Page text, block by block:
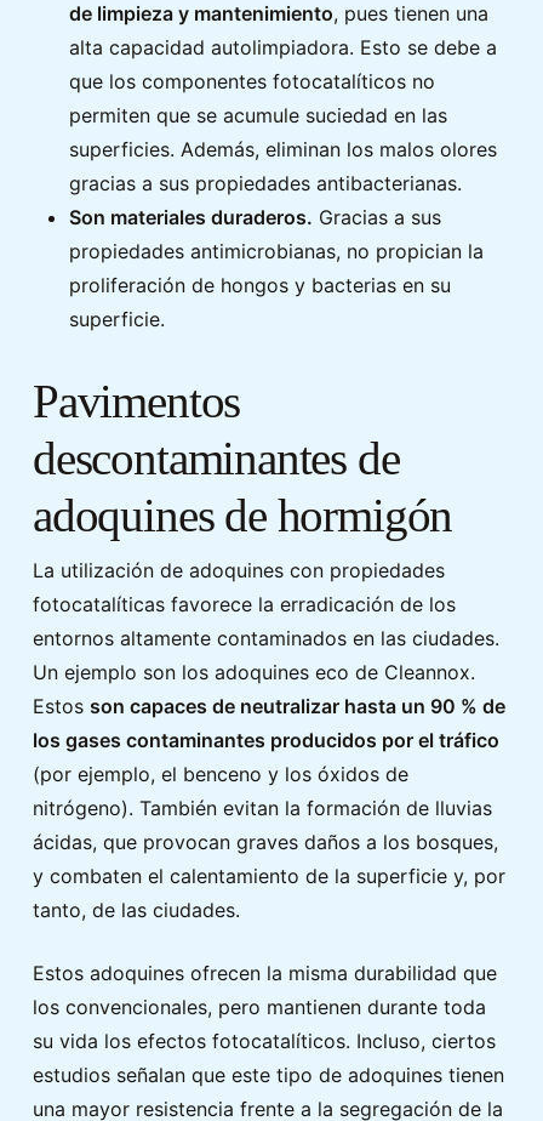
de limpieza y mantenimiento, pues tienen una
alta capacidad autolimpiadora. Esto se debe a
que los componentes fotocatalíticos no
permiten que se acumule suciedad en las
superficies. Además, eliminan los malos olores
gracias a sus propiedades antibacterianas.
Son materiales duraderos. Gracias a sus
propiedades antimicrobianas, no propician la
proliferación de hongos y bacterias en su
superficie.
Pavimentos
descontaminantes de
adoquines de hormigón
La utilización de adoquines con propiedades
fotocatalíticas favorece la erradicación de los
entornos altamente contaminados en las ciudades.
Un ejemplo son los adoquines eco de Cleannox.
Estos son capaces de neutralizar hasta un 90 % de
los gases contaminantes producidos por el tráfico
(por ejemplo, el benceno y los óxidos de
nitrógeno). También evitan la formación de lluvias
ácidas, que provocan graves daños a los bosques,
y combaten el calentamiento de la superficie y, por
tanto, de las ciudades.
Estos adoquines ofrecen la misma durabilidad que
los convencionales, pero mantienen durante toda
su vida los efectos fotocatalíticos. Incluso, ciertos
estudios señalan que este tipo de adoquines tienen
una mayor resistencia frente a la segregación de la